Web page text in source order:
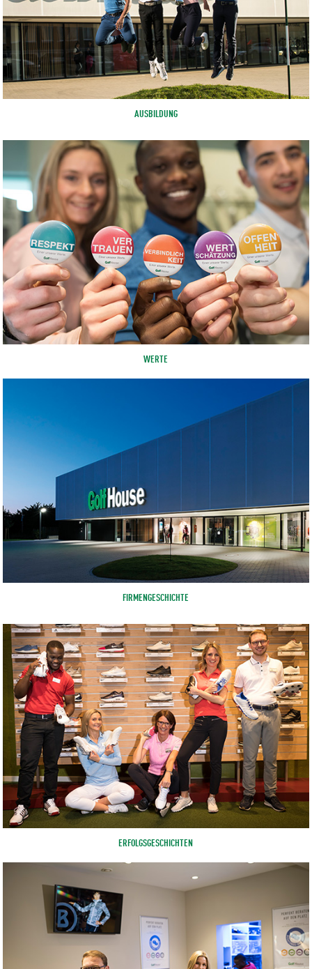
AUSBILDUNG
WERTE
FIRMENGESCHICHTE
ERFOLGSGESCHICHTEN